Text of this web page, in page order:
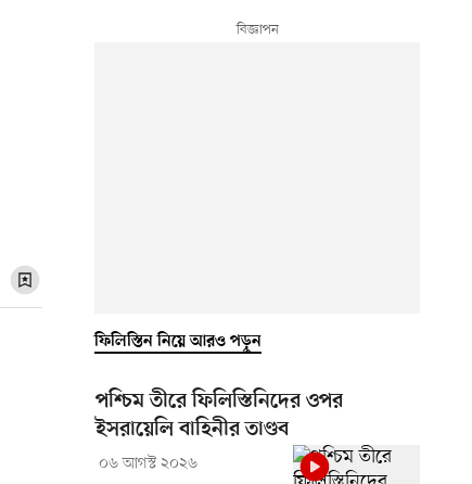
ফিলিস্তিন নিয়ে আরও পড়ুন
পশ্চিম তীরে ফিলিস্তিনিদের ওপর
ইসরায়েলি বাহিনীর তাণ্ডব
০৬ আগস্ট ২০২৬